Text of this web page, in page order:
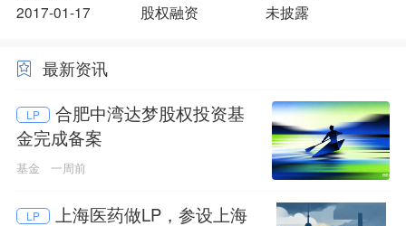
2017-01-17 股权融资 未披露
最新资讯
LP
合肥中湾达梦股权投资基
金完成备案
基金 一周前
LP
上海医药做LP，参设上海